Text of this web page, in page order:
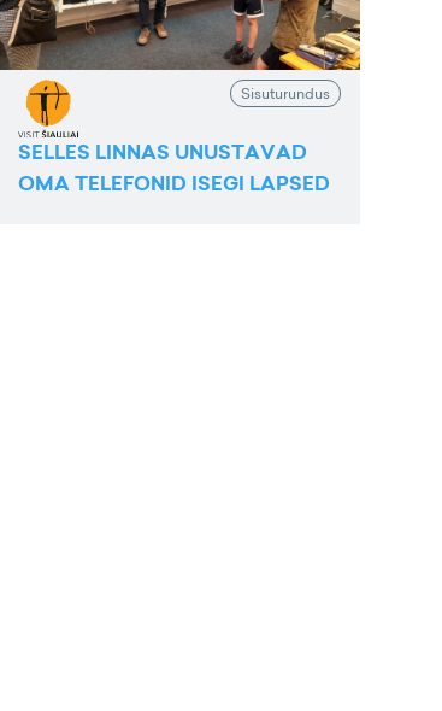
Sisuturundus
SELLES LINNAS UNUSTAVAD
OMA TELEFONID ISEGI LAPSED